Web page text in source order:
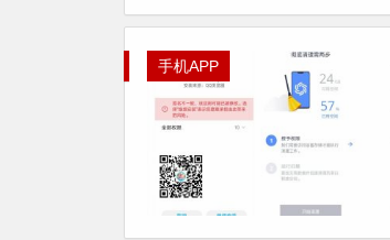
手机APP